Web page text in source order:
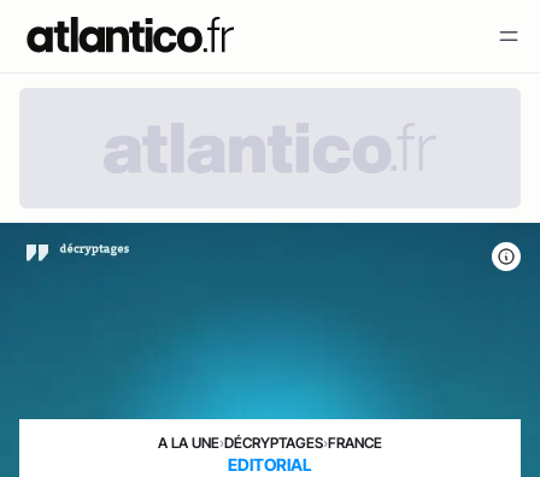
A LA UNE›DÉCRYPTAGES›FRANCE
EDITORIAL